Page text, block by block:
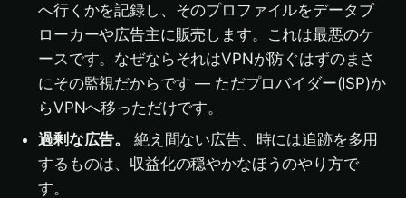
へ行くかを記録し、そのプロファイルをデータブ
ローカーや広告主に販売します。これは最悪のケ
ースです。なぜならそれはVPNが防ぐはずのまさ
にその監視だからです — ただプロバイダー(ISP)か
らVPNへ移っただけです。
過剰な広告。
絶え間ない広告、時には追跡を多用
するものは、収益化の穏やかなほうのやり方で
す。